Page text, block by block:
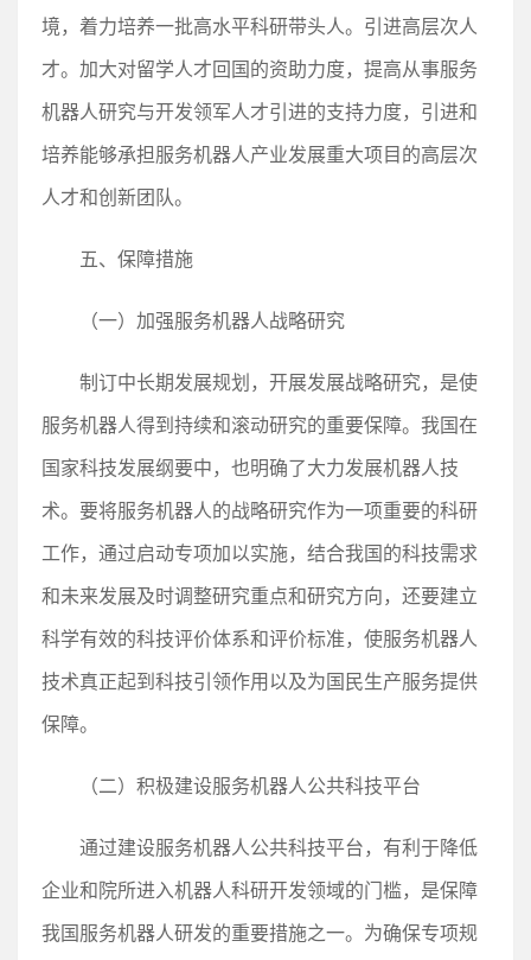
境，着力培养一批高水平科研带头人。引进高层次人
才。加大对留学人才回国的资助力度，提高从事服务
机器人研究与开发领军人才引进的支持力度，引进和
培养能够承担服务机器人产业发展重大项目的高层次
人才和创新团队。
五、保障措施
（一）加强服务机器人战略研究
制订中长期发展规划，开展发展战略研究，是使
服务机器人得到持续和滚动研究的重要保障。我国在
国家科技发展纲要中，也明确了大力发展机器人技
术。要将服务机器人的战略研究作为一项重要的科研
工作，通过启动专项加以实施，结合我国的科技需求
和未来发展及时调整研究重点和研究方向，还要建立
科学有效的科技评价体系和评价标准，使服务机器人
技术真正起到科技引领作用以及为国民生产服务提供
保障。
（二）积极建设服务机器人公共科技平台
通过建设服务机器人公共科技平台，有利于降低
企业和院所进入机器人科研开发领域的门槛，是保障
我国服务机器人研发的重要措施之一。为确保专项规